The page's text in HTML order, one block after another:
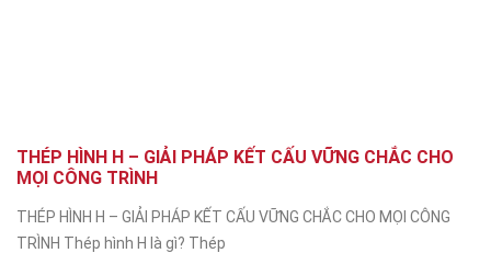
THÉP HÌNH H – GIẢI PHÁP KẾT CẤU VỮNG CHẮC CHO
MỌI CÔNG TRÌNH
THÉP HÌNH H – GIẢI PHÁP KẾT CẤU VỮNG CHẮC CHO MỌI CÔNG
TRÌNH Thép hình H là gì? Thép